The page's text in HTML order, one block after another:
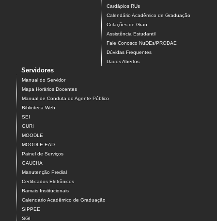
Cardápios RUs
Calendário Acadêmico de Graduação
Colações de Grau
Assistência Estudantil
Fale Conosco NuDEs/PRODAE
Dúvidas Frequentes
Dados Abertos
Servidores
Manual do Servidor
Mapa Horários Docentes
Manual de Conduta do Agente Público
Biblioteca Web
SEI
GURI
MOODLE
MOODLE EAD
Painel de Serviços
GAUCHA
Manutenção Predial
Certificados Eletrônicos
Ramais Institucionais
Calendário Acadêmico de Graduação
SIPPEE
SGI